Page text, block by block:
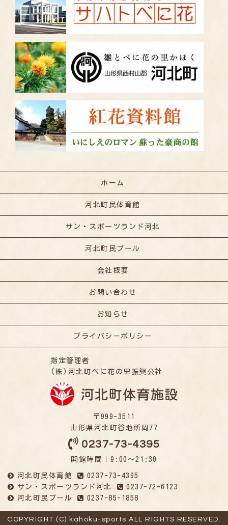
ホーム
河北町民体育館
サン・スポーツランド河北
河北町民プール
会社概要
お問い合わせ
お知らせ
プライバシーポリシー
指定管理者
(株)河北町べに花の里振興公社
〒999-3511
山形県河北町谷地所岡77
0237-73-4395
開館時間｜9:00～21:30
河北町民体育館
0237-73-4395
サン・スポーツランド河北
0237-72-6123
河北町民プール
0237-85-1858
COPYRIGHT (C) kahoku-sports ALL RIGHTS RESERVED.